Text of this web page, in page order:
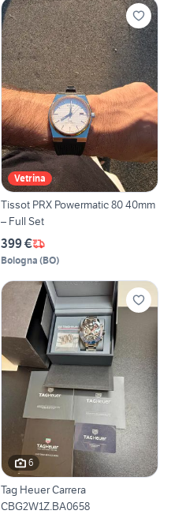
Vetrina
Tissot PRX Powermatic 80 40mm
– Full Set
399 €
Bologna (BO)
6
Tag Heuer Carrera
CBG2W1Z.BA0658